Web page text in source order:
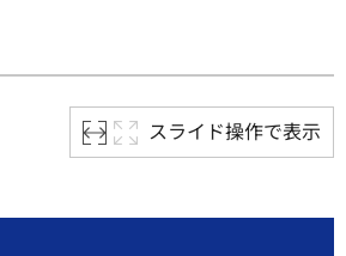
スライド操作で表示